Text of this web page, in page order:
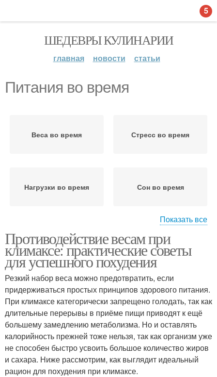
ШЕДЕВРЫ КУЛИНАРИИ
главная новости статьи
Питания во время
Веса во время Стресс во время
Нагрузки во время Сон во время
Отдых во время Мотивации во время
Жидкости во время Питания в терапии
Питание при
химиотерапии
Питание во время
Показать все
Противодействие весам при
климаксе: практические советы
для успешного похудения
Резкий набор веса можно предотвратить, если
придерживаться простых принципов здорового питания.
При климаксе категорически запрещено голодать, так как
длительные перерывы в приёме пищи приводят к ещё
большему замедлению метаболизма. Но и оставлять
калорийность прежней тоже нельзя, так как организм уже
не способен быстро усвоить большое количество жиров
и сахара. Ниже рассмотрим, как выглядит идеальный
рацион для похудения при климаксе.
5